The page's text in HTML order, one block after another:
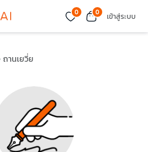
0 0 เข้าสู่ระบบ
ถานเยวี่ย